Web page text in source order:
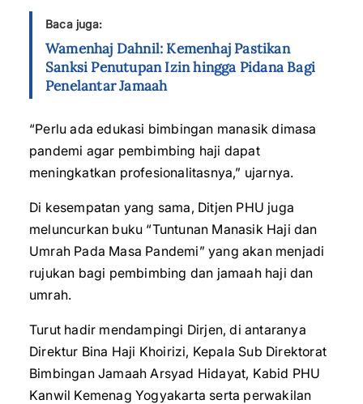
Baca juga:
Wamenhaj Dahnil: Kemenhaj Pastikan
Sanksi Penutupan Izin hingga Pidana Bagi
Penelantar Jamaah
“Perlu ada edukasi bimbingan manasik dimasa
pandemi agar pembimbing haji dapat
meningkatkan profesionalitasnya,” ujarnya.
Di kesempatan yang sama, Ditjen PHU juga
meluncurkan buku “Tuntunan Manasik Haji dan
Umrah Pada Masa Pandemi” yang akan menjadi
rujukan bagi pembimbing dan jamaah haji dan
umrah.
Turut hadir mendampingi Dirjen, di antaranya
Direktur Bina Haji Khoirizi, Kepala Sub Direktorat
Bimbingan Jamaah Arsyad Hidayat, Kabid PHU
Kanwil Kemenag Yogyakarta serta perwakilan